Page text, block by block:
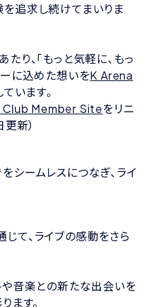
追求し続けてまいりま
り、「もっと気軽に、もっ
ーに込めた想いをK Arena
います。
Club Member Siteをリニ
新）
シームレスにつなぎ、ライ
て、ライブの感動をさら
や音楽との新たな出会いを
ます。